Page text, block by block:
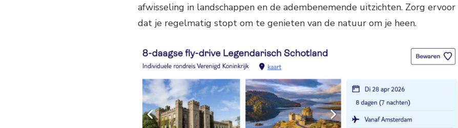
afwisseling in landschappen en de adembenemende uitzichten. Zorg ervoor
dat je regelmatig stopt om te genieten van de natuur om je heen.